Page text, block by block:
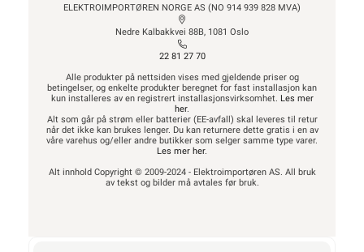
ELEKTROIMPORTØREN NORGE AS (NO 914 939 828 MVA)
Nedre Kalbakkvei 88B, 1081 Oslo
22 81 27 70
Alle produkter på nettsiden vises med gjeldende priser og
betingelser, og enkelte produkter beregnet for fast installasjon kan
kun installeres av en registrert installasjonsvirksomhet. Les mer
her.
Alt som går på strøm eller batterier (EE-avfall) skal leveres til retur
når det ikke kan brukes lenger. Du kan returnere dette gratis i en av
våre varehus og/eller andre butikker som selger samme type varer.
Les mer her.
Alt innhold Copyright © 2009-2024 - Elektroimportøren AS. All bruk
av tekst og bilder må avtales før bruk.